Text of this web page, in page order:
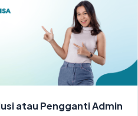
atau Pengganti Admin